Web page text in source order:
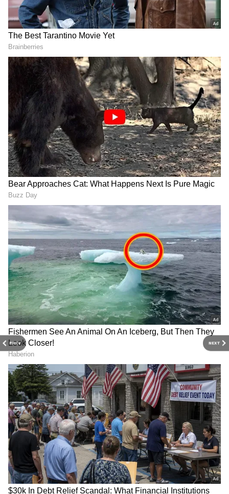
PREV NEXT
నాలుగో బంతిని విరాట్ కోహ్లీ సిక్సర్‌గా మలిచాడు. అయితే
భుజానికి పైకి నేరుగా వచ్చిన బంతిని నో బాల్‌గా
ప్రకటించారు ఫీల్డ్ అంపైర్లు. దీంతో ఆ తర్వాతి బంతిని ఫ్రీ
హిట్‌గా ప్రకటించారు. ఆ తర్వాత మహ్మద్ నవాజ్ వైడ్ బాల్
వేశాడు. ఫ్రీ హిట్ కొనసాగగా ఆ బంతికి విరాట్ కోహ్లీ క్లీన్
బౌల్డ్ అయ్యాడు. అది ఫ్రీ హిట్ కావడంతో నాటౌట్‌.
3
6
Image credit: Getty
వెంటనే చురుగ్గా ఆలోచించిన విరాట్ కోహ్లీ 3 పరుగులు
తీశాడు. దీనిపై బాబర్ ఆజమ్ అండ్ టీమ్ అభ్యంతరం